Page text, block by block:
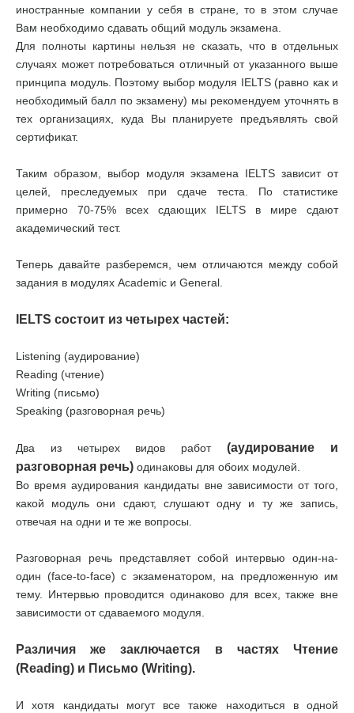
иностранные компании у себя в стране, то в этом случае
Вам необходимо сдавать общий модуль экзамена.
Для полноты картины нельзя не сказать, что в отдельных
случаях может потребоваться отличный от указанного выше
принципа модуль. Поэтому выбор модуля IELTS (равно как и
необходимый балл по экзамену) мы рекомендуем уточнять в
тех организациях, куда Вы планируете предъявлять свой
сертификат.
Таким образом, выбор модуля экзамена IELTS зависит от
целей, преследуемых при сдаче теста. По статистике
примерно 70-75% всех сдающих IELTS в мире сдают
академический тест.
Теперь давайте разберемся, чем отличаются между собой
задания в модулях Academic и General.
IELTS состоит из четырех частей:
Listening (аудирование)
Reading (чтение)
Writing (письмо)
Speaking (разговорная речь)
Два из четырех видов работ(аудирование и
разговорная речь) одинаковы для обоих модулей.
Во время аудирования кандидаты вне зависимости от того,
какой модуль они сдают, слушают одну и ту же запись,
отвечая на одни и те же вопросы.
Разговорная речь представляет собой интервью один-на-
один (face-to-face) с экзаменатором, на предложенную им
тему. Интервью проводится одинаково для всех, также вне
зависимости от сдаваемого модуля.
Различия же заключается в частях Чтение
(Reading) и Письмо (Writing).
И хотя кандидаты могут все также находиться в одной